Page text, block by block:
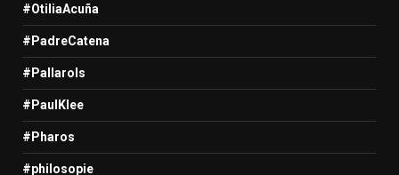
#OtiliaAcuña
#PadreCatena
#Pallarols
#PaulKlee
#Pharos
#philosopie